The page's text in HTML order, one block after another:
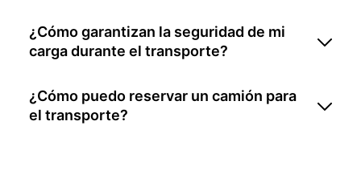
¿Cómo garantizan la seguridad de mi
carga durante el transporte?
¿Cómo puedo reservar un camión para
el transporte?